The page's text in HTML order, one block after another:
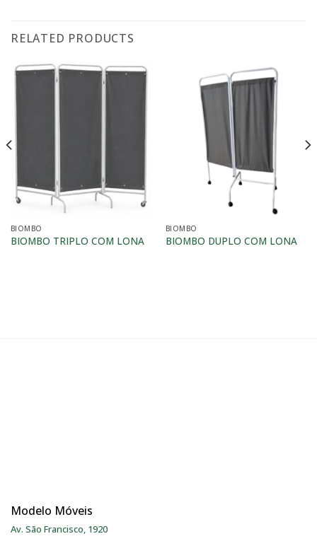
RELATED PRODUCTS
BIOMBO
BIOMBO TRIPLO COM LONA
BIOMBO
BIOMBO DUPLO COM LONA
Modelo Móveis
Av. São Francisco, 1920